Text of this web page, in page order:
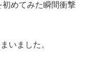
めてみた瞬間衝撃
いました。